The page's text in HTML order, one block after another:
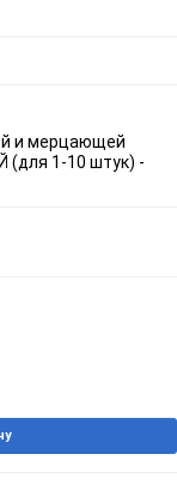
и мерцающей
(для 1-10 штук) -